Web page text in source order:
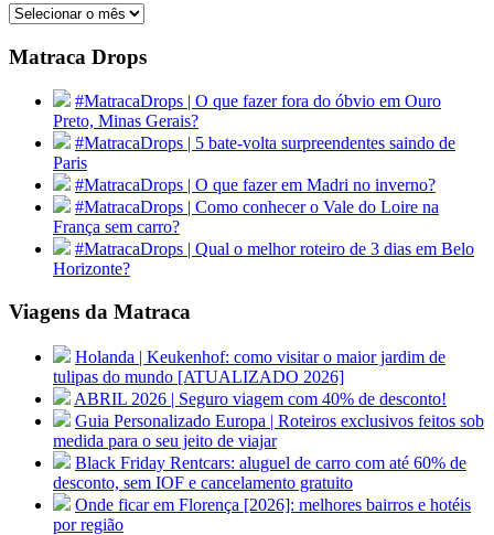
Arquivos
Matraca Drops
#MatracaDrops | O que fazer fora do óbvio em Ouro
Preto, Minas Gerais?
#MatracaDrops | 5 bate-volta surpreendentes saindo de
Paris
#MatracaDrops | O que fazer em Madri no inverno?
#MatracaDrops | Como conhecer o Vale do Loire na
França sem carro?
#MatracaDrops | Qual o melhor roteiro de 3 dias em Belo
Horizonte?
Viagens da Matraca
Holanda | Keukenhof: como visitar o maior jardim de
tulipas do mundo [ATUALIZADO 2026]
ABRIL 2026 | Seguro viagem com 40% de desconto!
Guia Personalizado Europa | Roteiros exclusivos feitos sob
medida para o seu jeito de viajar
Black Friday Rentcars: aluguel de carro com até 60% de
desconto, sem IOF e cancelamento gratuito
Onde ficar em Florença [2026]: melhores bairros e hotéis
por região